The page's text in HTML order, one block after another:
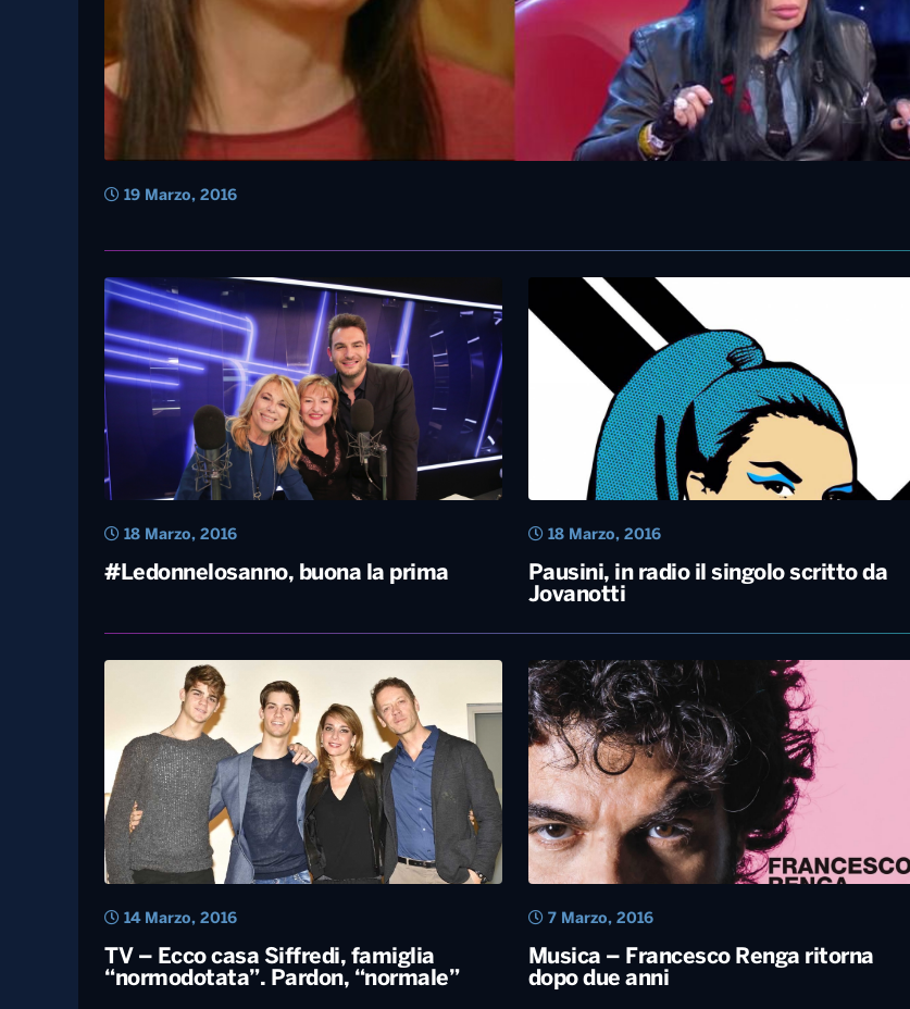
19 Marzo, 2016
#Ledonnelosanno, buona la prima
18 Marzo, 2016
Pausini, in radio il singolo scritto da
Jovanotti
18 Marzo, 2016
TV – Ecco casa Siffredi, famiglia
“normodotata”. Pardon, “normale”
14 Marzo, 2016
Musica – Francesco Renga ritorna
dopo due anni
7 Marzo, 2016